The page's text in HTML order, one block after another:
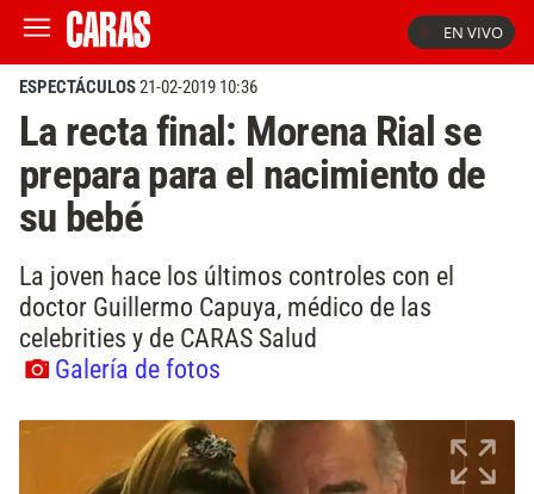
EN VIVO
ESPECTÁCULOS21-02-2019 10:36
La recta final: Morena Rial se
prepara para el nacimiento de
su bebé
La joven hace los últimos controles con el
doctor Guillermo Capuya, médico de las
celebrities y de CARAS Salud
Galería de fotos